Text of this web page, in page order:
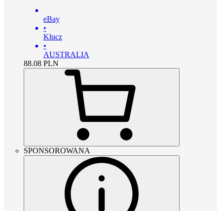
eBay
•
Klucz
•
AUSTRALIA
88.08 PLN
SPONSOROWANA